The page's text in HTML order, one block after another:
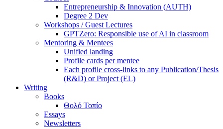
Entrepreneurship & Innovation (AUTH)
Degree 2 Dev
Workshops / Guest Lectures
GPTZero: Responsible use of AI in classroom
Mentoring & Mentees
Unified landing
Profile cards per mentee
Each profile cross-links to any Publication/Thesis
(R&D) or Project (EL)
Writing
Books
Θολό Τοπίο
Essays
Newsletters